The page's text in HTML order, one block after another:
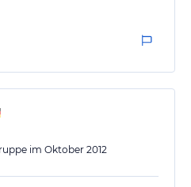
Tage.
im Oktober 2012